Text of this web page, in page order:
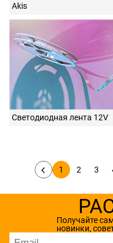
Akis
Светодиодная лента 12V
1 2 3
Получайте
новинки,